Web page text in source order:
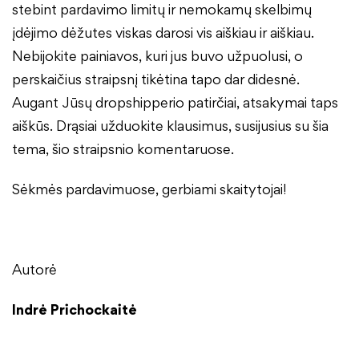
stebint pardavimo limitų ir nemokamų skelbimų
įdėjimo dėžutes viskas darosi vis aiškiau ir aiškiau.
Nebijokite painiavos, kuri jus buvo užpuolusi, o
perskaičius straipsnį tikėtina tapo dar didesnė.
Augant Jūsų dropshipperio patirčiai, atsakymai taps
aiškūs. Drąsiai užduokite klausimus, susijusius su šia
tema, šio straipsnio komentaruose.
Sėkmės pardavimuose, gerbiami skaitytojai!
Autorė
Indrė Prichockaitė